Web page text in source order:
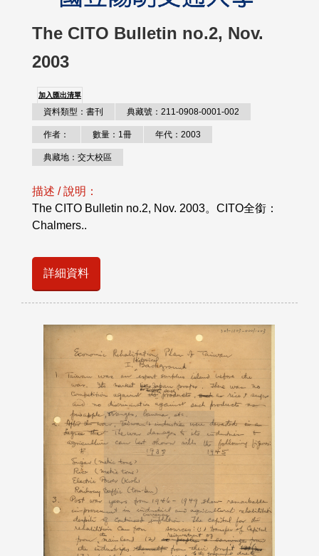
The CITO Bulletin no.2, Nov.
2003
加入匯出清單
資料類型：書刊 典藏號：211-0908-0001-002
作者： 數量：1冊 年代：2003
典藏地：交大校區
描述 / 說明：
The CITO Bulletin no.2, Nov. 2003。CITO全銜：
Chalmers..
詳細資料